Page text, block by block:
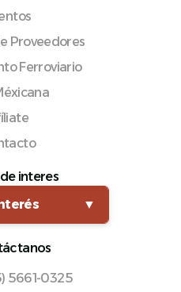
Proveedores
Ferroviario
interes
▼
5661-0325